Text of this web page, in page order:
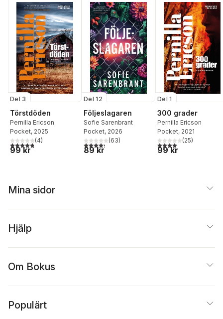
Del 3
Törstdöden
Pernilla Ericson
Pocket, 2025
4,8utav 5 stjärnor. Totalt antal röster:
(4)
99 kr
Del 12
Följeslagaren
Sofie Sarenbrant
Pocket, 2026
4,3utav 5 stjärnor. Totalt antal röster:
(63)
89 kr
Del 1
300 grader
Pernilla Ericson
Pocket, 2021
4,0utav 5 stjärnor.
(25)
99 kr
Mina sidor
Hjälp
Om Bokus
Populärt